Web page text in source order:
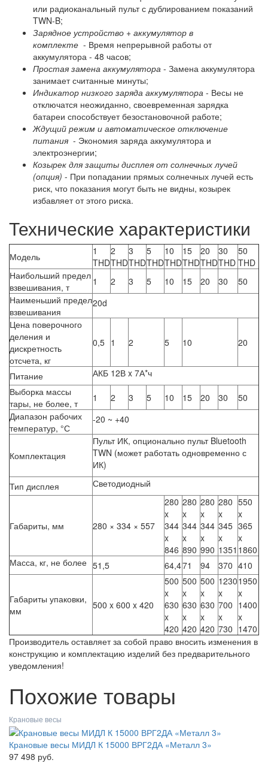
или радиоканальный пульт с дублированием показаний
TWN-B;
Зарядное устройство + аккумулятор в
комплекте - Время непрерывной работы от
аккумулятора - 48 часов;
Простая замена аккумулятора - Замена аккумулятора
занимает считанные минуты;
Индикатор низкого заряда аккумулятора - Весы не
отключатся неожиданно, своевременная зарядка
батареи способствует безостановочной работе;
Ждущий режим и автоматическое отключение
питания - Экономия заряда аккумулятора и
электроэнергии;
Козырек для защиты дисплея от солнечных лучей
(опция) - При попадании прямых солнечных лучей есть
риск, что показания могут быть не видны, козырек
избавляет от этого риска.
Технические характеристики
Модель
1
THD
2
THD
3
THD
5
THD
10
THD
15
THD
20
THD
30
THD
50
THD
Наибольший предел
взвешивания, т
1 2 3 5 10 15 20 30
50
Наименьший предел
взвешивания
20d
Цена поверочного
деления и
дискретность
отсчета, кг
0,5 1 2 5 10 20
Питание
АКБ 12В x 7А*ч
Выборка массы
тары, не более, т
1 2 3 5 10 15 20 30
50
Диапазон рабочих
температур, °С
-20 ~ +40
Комплектация
Пульт ИК, опционально пульт Bluetooth
TWN (может работать одновременно с
ИК)
Тип дисплея
Светодиодный
Габариты, мм 280 × 334 × 557
280
x
344
x
846
280
x
344
x
890
280
x
344
x
990
280
x
345
x
1351
550
x
365
x
1860
Масса, кг, не более 51,5 64,471 94 370 410
Габариты упаковки,
мм
500 x 600 x 420
500
x
630
x
420
500
x
630
x
420
500
x
630
x
420
1230
x
700
x
730
1950
x
1400
x
1470
Производитель оставляет за собой право вносить изменения в
конструкцию и комплектацию изделий без предварительного
уведомления!
Похожие товары
Крановые весы
Крановые весы МИДЛ К 15000 ВРГ2ДА «Металл 3»
97 498 руб.